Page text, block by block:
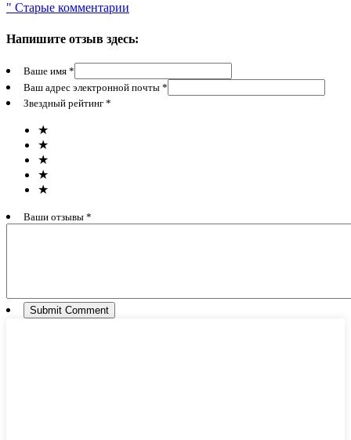
" Старые комментарии
Напишите отзыв здесь:
Ваше имя *
Ваш адрес электронной почты *
Звездный рейтинг *
★
★
★
★
★
Ваши отзывы *